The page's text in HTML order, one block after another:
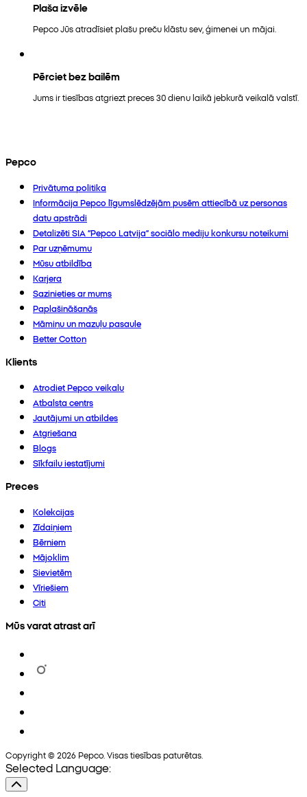
Plaša izvēle
Pepco Jūs atradīsiet plašu preču klāstu sev, ģimenei un mājai.
Pērciet bez bailēm
Jums ir tiesības atgriezt preces 30 dienu laikā jebkurā veikalā valstī.
Pepco
Privātuma politika
Informācija Pepco līgumslēdzējām pusēm attiecībā uz personas
datu apstrādi
Detalizēti SIA “Pepco Latvija” sociālo mediju konkursu noteikumi
Par uzņēmumu
Mūsu atbildība
Karjera
Sazinieties ar mums
Paplašināšanās
Māmiņu un mazuļu pasaule
Better Cotton
Klients
Atrodiet Pepco veikalu
Atbalsta centrs
Jautājumi un atbildes
Atgriešana
Blogs
Sīkfailu iestatījumi
Preces
Kolekcijas
Zīdaiņiem
Bērniem
Mājoklim
Sievietēm
Vīriešiem
Citi
Mūs varat atrast arī
Copyright © 2026 Pepco. Visas tiesības paturētas.
Selected Language: